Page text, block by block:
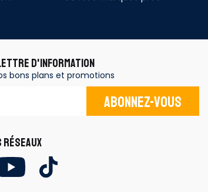
D'INFORMATION
bons plans et promotions
Abonnez-vous